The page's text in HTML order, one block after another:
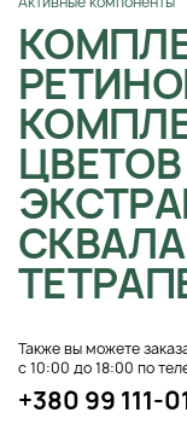
Также вы можете
с 10:00 до 18:00 по
+380 99 111-